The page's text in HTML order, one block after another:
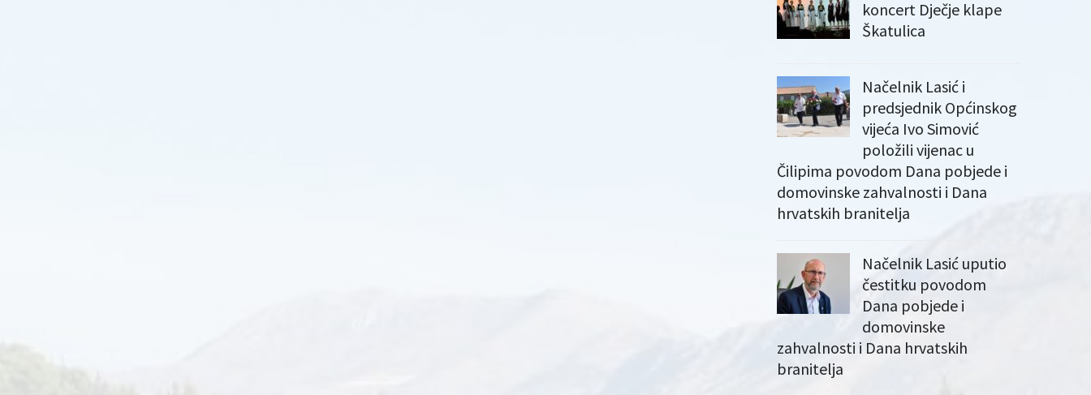
koncert Dječje klape
Škatulica
Načelnik Lasić i
predsjednik Općinskog
vijeća Ivo Simović
položili vijenac u
Čilipima povodom Dana pobjede i
domovinske zahvalnosti i Dana
hrvatskih branitelja
Načelnik Lasić uputio
čestitku povodom
Dana pobjede i
domovinske
zahvalnosti i Dana hrvatskih
branitelja